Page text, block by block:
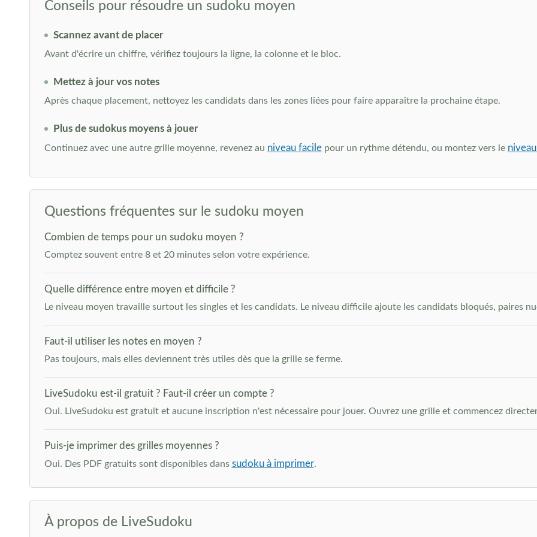
Conseils pour résoudre un sudoku moyen
Scannez avant de placer
Avant d'écrire un chiffre, vérifiez toujours la ligne, la colonne et le bloc.
Mettez à jour vos notes
Après chaque placement, nettoyez les candidats dans les zones liées pour faire apparaître la prochaine étape.
Plus de sudokus moyens à jouer
Continuez avec une autre grille moyenne, revenez au niveau facilepour un rythme détendu, ou montez vers le
Questions fréquentes sur le sudoku moyen
Combien de temps pour un sudoku moyen ?
Comptez souvent entre 8 et 20 minutes selon votre expérience.
Quelle différence entre moyen et difficile ?
Le niveau moyen travaille surtout les singles et les candidats. Le niveau difficile ajoute les candidats bloqués, paires
Faut-il utiliser les notes en moyen ?
Pas toujours, mais elles deviennent très utiles dès que la grille se ferme.
LiveSudoku est-il gratuit ? Faut-il créer un compte ?
Oui. LiveSudoku est gratuit et aucune inscription n'est nécessaire pour jouer. Ouvrez une grille et commencez
Puis-je imprimer des grilles moyennes ?
Oui. Des PDF gratuits sont disponibles dans sudoku à imprimer.
À propos de LiveSudoku